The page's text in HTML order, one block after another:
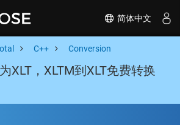
简体中文
C++ Conversion
XLT，XLTM到XLT免费转换